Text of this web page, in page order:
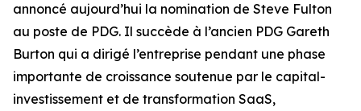
annoncé aujourd’hui la nomination de Steve Fulton
au poste de PDG. Il succède à l’ancien PDG Gareth
Burton qui a dirigé l’entreprise pendant une phase
importante de croissance soutenue par le capital-
investissement et de transformation SaaS,